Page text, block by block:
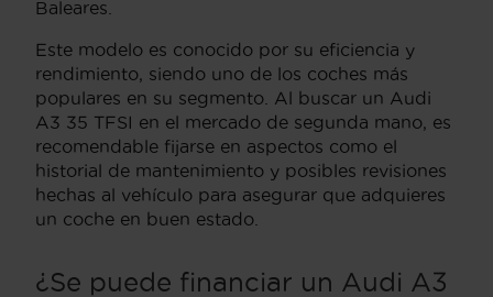
Baleares.
Este modelo es conocido por su eficiencia y
rendimiento, siendo uno de los coches más
populares en su segmento. Al buscar un Audi
A3 35 TFSI en el mercado de segunda mano, es
recomendable fijarse en aspectos como el
historial de mantenimiento y posibles revisiones
hechas al vehículo para asegurar que adquieres
un coche en buen estado.
¿Se puede financiar un Audi A3